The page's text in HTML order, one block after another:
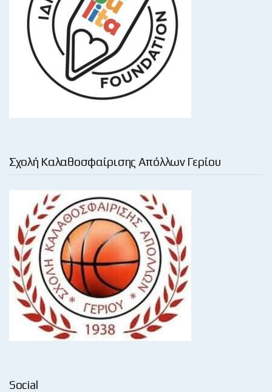
Σχολή Καλαθοσφαίρισης Απόλλων Γερίου
Social